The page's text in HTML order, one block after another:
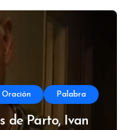
Oración Palabra
de Parto, Ivan